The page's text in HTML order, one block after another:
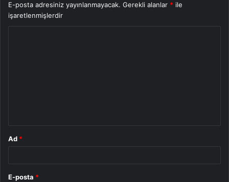
E-posta adresiniz yayınlanmayacak. Gerekli alanlar * ile
işaretlenmişlerdir
Ad *
E-posta *